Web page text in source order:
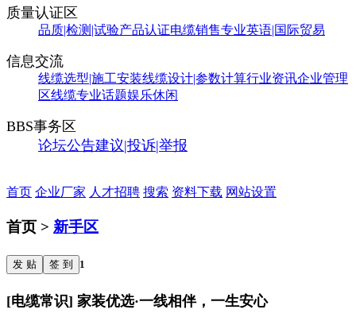
质量认证区
品质|检测|试验产品认证电缆销售专业英语|国际贸易
信息交流
线缆选型|施工安装线缆设计|参数计算行业资讯企业管理
区线缆专业话题娱乐休闲
BBS事务区
论坛公告建议|投诉|举报
首页 企业厂家 人才招聘 搜索 资料下载 网站设置
首页 > 新手区
发 贴 签 到 1
[电缆常识] 家装优选·一线相伴，一生安心